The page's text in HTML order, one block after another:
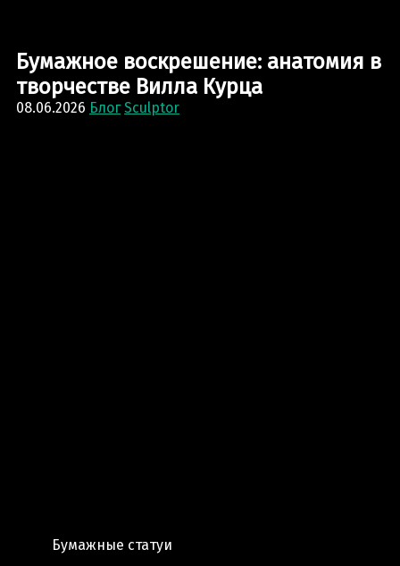
Бумажное воскрешение: анатомия в
творчестве Вилла Курца
08.06.2026 Блог Sculptor
Бумажные статуи